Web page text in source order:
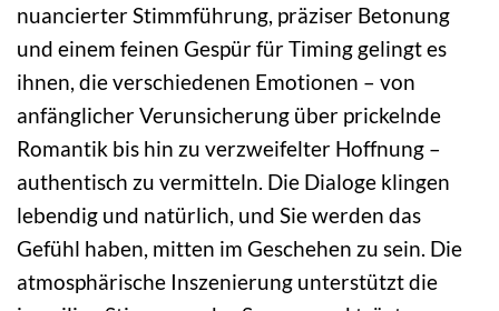
nuancierter Stimmführung, präziser Betonung
und einem feinen Gespür für Timing gelingt es
ihnen, die verschiedenen Emotionen – von
anfänglicher Verunsicherung über prickelnde
Romantik bis hin zu verzweifelter Hoffnung –
authentisch zu vermitteln. Die Dialoge klingen
lebendig und natürlich, und Sie werden das
Gefühl haben, mitten im Geschehen zu sein. Die
atmosphärische Inszenierung unterstützt die